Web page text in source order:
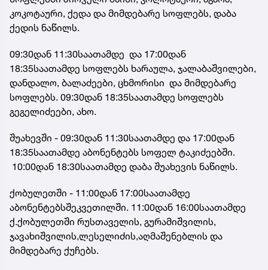
კოკოტაური, ქედა და მიმდებარე სოფლებს, დაბა
ქედის ნაწილს.
09:30დან 11:30საათამდე და 17:00დან
18:35საათამდე სოფლებს ხარაულა, ჯალაბაშვილები,
დანდალო, ბალაძეები, ცხმორისი და მიმდებარე
სოფლებს. 09:30დან 18:35საათამდე სოფლებს
გეგელიძეები, ახო.
შუახევში - 09:30დან 11:30საათამდე და 17:00დან
18:35საათამდე აბონენტებს სოფელ ტაკიძეებში.
10:00დან 18:30საათამდე დაბა შუახევის ნაწილს.
ქობულეთში - 11:00დან 17:00საათამდე
აბონენტებსშეკვეთილში. 11:00დან 16:00საათამდე
ქ.ქობულეთში რუსთაველის, გურამიშვილის,
ჯავახიშვილის,ლესელიძის,აღმაშენებლის და
მიმდებარე ქუჩებს.